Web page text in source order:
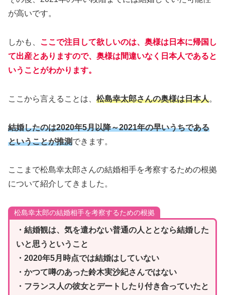
が高いです。
しかも、 ここで注目して欲しいのは、奥様は日本に帰国し
て出産とありますので、奥様は間違いなく日本人であると
いうことがわかります。
ここから言えることは、 松島幸太郎さんの奥様は日本人。
結婚したのは2020年5月以降～2021年の早いうちである
ということが推測できます。
ここまで松島幸太郎さんの結婚相手を考察するための根拠
について紹介してきました。
松島幸太郎の結婚相手を考察するための根拠
・結婚観は、気を遣わない普通の人ととなら結婚した
いと思うということ
・2020年5月時点では結婚はしていない
・かつて噂のあった鈴木実沙紀さんではない
・フランス人の彼女とデートしたり付き合っていたと